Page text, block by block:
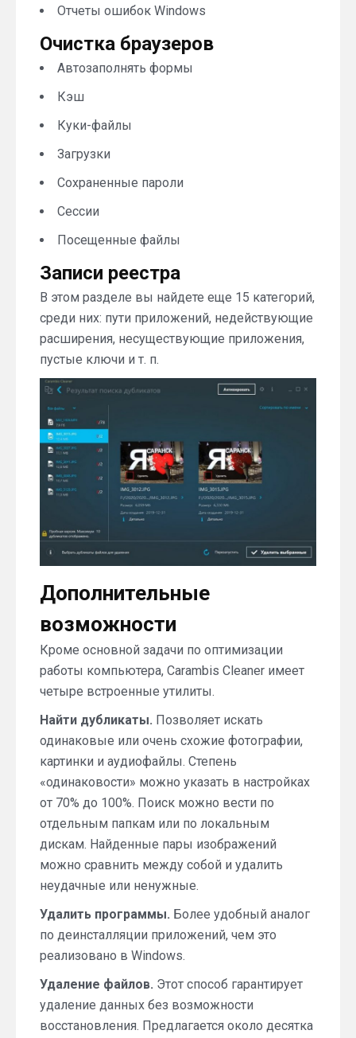
Отчеты ошибок Windows
Очистка браузеров
Автозаполнять формы
Кэш
Куки-файлы
Загрузки
Сохраненные пароли
Сессии
Посещенные файлы
Записи реестра
В этом разделе вы найдете еще 15 категорий,
среди них: пути приложений, недействующие
расширения, несуществующие приложения,
пустые ключи и т. п.
Дополнительные
возможности
Кроме основной задачи по оптимизации
работы компьютера, Carambis Cleaner имеет
четыре встроенные утилиты.
Найти дубликаты. Позволяет искать
одинаковые или очень схожие фотографии,
картинки и аудиофайлы. Степень
«одинаковости» можно указать в настройках
от 70% до 100%. Поиск можно вести по
отдельным папкам или по локальным
дискам. Найденные пары изображений
можно сравнить между собой и удалить
неудачные или ненужные.
Удалить программы. Более удобный аналог
по деинсталляции приложений, чем это
реализовано в Windows.
Удаление файлов. Этот способ гарантирует
удаление данных без возможности
восстановления. Предлагается около десятка